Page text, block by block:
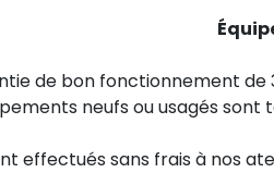
de bon fonctionnement de
neufs ou usagés
effectués sans frais à nos